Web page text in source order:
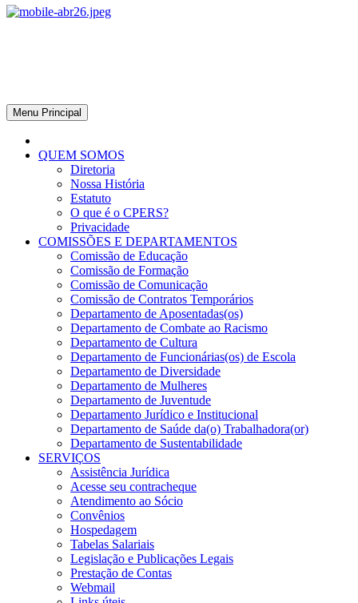
Menu Principal
QUEM SOMOS
Diretoria
Nossa História
Estatuto
O que é o CPERS?
Privacidade
COMISSÕES E DEPARTAMENTOS
Comissão de Educação
Comissão de Formação
Comissão de Comunicação
Comissão de Contratos Temporários
Departamento de Aposentadas(os)
Departamento de Combate ao Racismo
Departamento de Cultura
Departamento de Funcionárias(os) de Escola
Departamento de Diversidade
Departamento de Mulheres
Departamento de Juventude
Departamento Jurídico e Institucional
Departamento de Saúde da(o) Trabalhadora(or)
Departamento de Sustentabilidade
SERVIÇOS
Assistência Jurídica
Acesse seu contracheque
Atendimento ao Sócio
Convênios
Hospedagem
Tabelas Salariais
Legislação e Publicações Legais
Prestação de Contas
Webmail